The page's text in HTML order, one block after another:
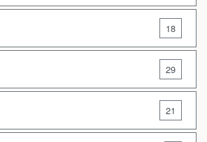
18
29
21